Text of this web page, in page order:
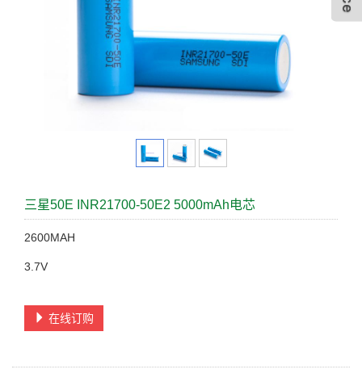
三星50E INR21700-50E2 5000mAh电芯
2600MAH
3.7V
在线订购